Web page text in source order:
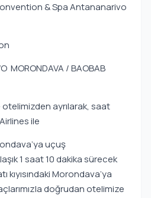
& Spa Antananarivo
MORONDAVA / BAOBAB
ayrılarak, saat
ile
uçuş
1 saat 10 dakika sürecek
kıyısındaki Morondava’ya
doğrudan otelimize